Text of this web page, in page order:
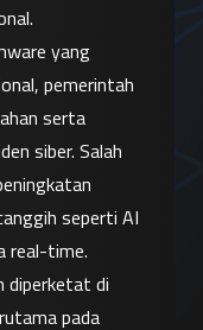
yang
pemerintah
serta
siber. Salah
seperti AI
real-time.
diperketat di
pada